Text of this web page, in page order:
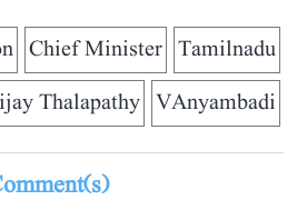
Tamilnadu
Chief Minister
VAnyambadi
Thalapathy